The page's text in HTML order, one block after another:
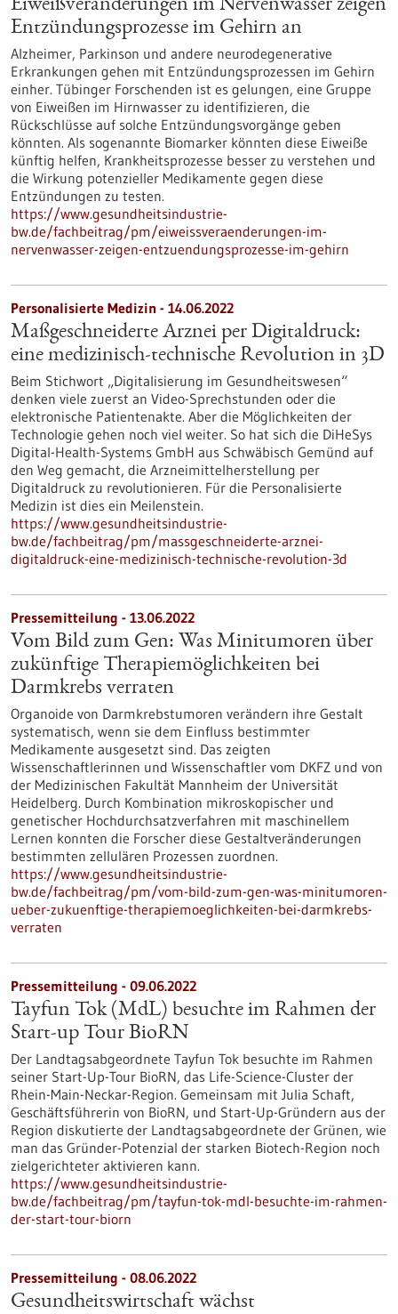
Eiweißveränderungen im Nervenwasser zeigen
Entzündungsprozesse im Gehirn an
Alzheimer, Parkinson und andere neurodegenerative
Erkrankungen gehen mit Entzündungsprozessen im Gehirn
einher. Tübinger Forschenden ist es gelungen, eine Gruppe
von Eiweißen im Hirnwasser zu identifizieren, die
Rückschlüsse auf solche Entzündungsvorgänge geben
könnten. Als sogenannte Biomarker könnten diese Eiweiße
künftig helfen, Krankheitsprozesse besser zu verstehen und
die Wirkung potenzieller Medikamente gegen diese
Entzündungen zu testen.
https://www.gesundheitsindustrie-
bw.de/fachbeitrag/pm/eiweissveraenderungen-im-
nervenwasser-zeigen-entzuendungsprozesse-im-gehirn
Personalisierte Medizin - 14.06.2022
Maßgeschneiderte Arznei per Digitaldruck:
eine medizinisch-technische Revolution in 3D
Beim Stichwort „Digitalisierung im Gesundheitswesen“
denken viele zuerst an Video-Sprechstunden oder die
elektronische Patientenakte. Aber die Möglichkeiten der
Technologie gehen noch viel weiter. So hat sich die DiHeSys
Digital-Health-Systems GmbH aus Schwäbisch Gemünd auf
den Weg gemacht, die Arzneimittelherstellung per
Digitaldruck zu revolutionieren. Für die Personalisierte
Medizin ist dies ein Meilenstein.
https://www.gesundheitsindustrie-
bw.de/fachbeitrag/pm/massgeschneiderte-arznei-
digitaldruck-eine-medizinisch-technische-revolution-3d
Pressemitteilung - 13.06.2022
Vom Bild zum Gen: Was Minitumoren über
zukünftige Therapiemöglichkeiten bei
Darmkrebs verraten
Organoide von Darmkrebstumoren verändern ihre Gestalt
systematisch, wenn sie dem Einfluss bestimmter
Medikamente ausgesetzt sind. Das zeigten
Wissenschaftlerinnen und Wissenschaftler vom DKFZ und von
der Medizinischen Fakultät Mannheim der Universität
Heidelberg. Durch Kombination mikroskopischer und
genetischer Hochdurchsatzverfahren mit maschinellem
Lernen konnten die Forscher diese Gestaltveränderungen
bestimmten zellulären Prozessen zuordnen.
https://www.gesundheitsindustrie-
bw.de/fachbeitrag/pm/vom-bild-zum-gen-was-minitumoren-
ueber-zukuenftige-therapiemoeglichkeiten-bei-darmkrebs-
verraten
Pressemitteilung - 09.06.2022
Tayfun Tok (MdL) besuchte im Rahmen der
Start-up Tour BioRN
Der Landtagsabgeordnete Tayfun Tok besuchte im Rahmen
seiner Start-Up-Tour BioRN, das Life-Science-Cluster der
Rhein-Main-Neckar-Region. Gemeinsam mit Julia Schaft,
Geschäftsführerin von BioRN, und Start-Up-Gründern aus der
Region diskutierte der Landtagsabgeordnete der Grünen, wie
man das Gründer-Potenzial der starken Biotech-Region noch
zielgerichteter aktivieren kann.
https://www.gesundheitsindustrie-
bw.de/fachbeitrag/pm/tayfun-tok-mdl-besuchte-im-rahmen-
der-start-tour-biorn
Pressemitteilung - 08.06.2022
Gesundheitswirtschaft wächst